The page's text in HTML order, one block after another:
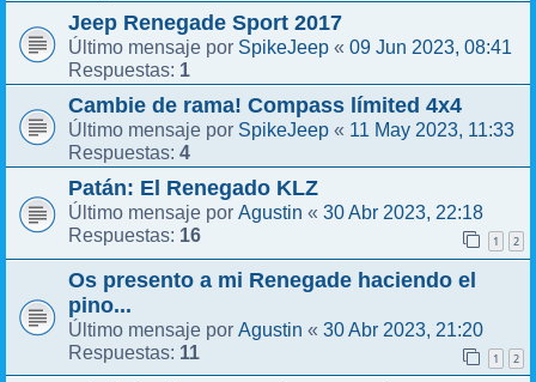
Jeep Renegade Sport 2017
Último mensaje por SpikeJeep « 09 Jun 2023, 08:41
Respuestas: 1
Cambie de rama! Compass límited 4x4
Último mensaje por SpikeJeep « 11 May 2023, 11:33
Respuestas: 4
Patán: El Renegado KLZ
Último mensaje por Agustin « 30 Abr 2023, 22:18
Respuestas: 16 1 2
Os presento a mi Renegade haciendo el
pino...
Último mensaje por Agustin « 30 Abr 2023, 21:20
Respuestas: 11 1 2